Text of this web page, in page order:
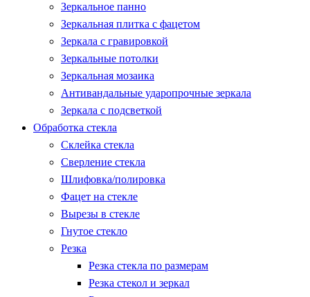
Зеркальное панно
Зеркальная плитка с фацетом
Зеркала с гравировкой
Зеркальные потолки
Зеркальная мозаика
Антивандальные ударопрочные зеркала
Зеркала с подсветкой
Обработка стекла
Склейка стекла
Сверление стекла
Шлифовка/полировка
Фацет на стекле
Вырезы в стекле
Гнутое стекло
Резка
Резка стекла по размерам
Резка стекол и зеркал